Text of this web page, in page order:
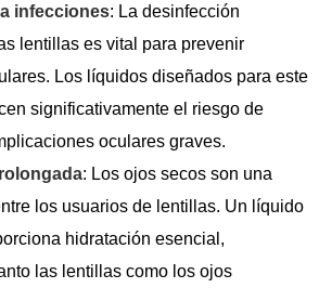
infecciones: La desinfección
lentillas es vital para prevenir
Los líquidos diseñados para este
significativamente el riesgo de
oculares graves.
: Los ojos secos son una
los usuarios de lentillas. Un líquido
hidratación esencial,
las lentillas como los ojos